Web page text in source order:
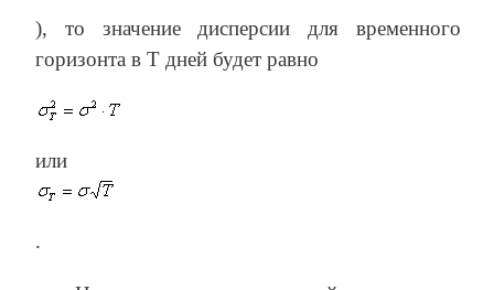
), то значение дисперсии для временного
горизонта в Т дней будет равно
или
.